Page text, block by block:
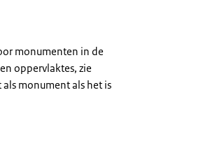
monumenten in de
oppervlaktes, zie
monument als het is